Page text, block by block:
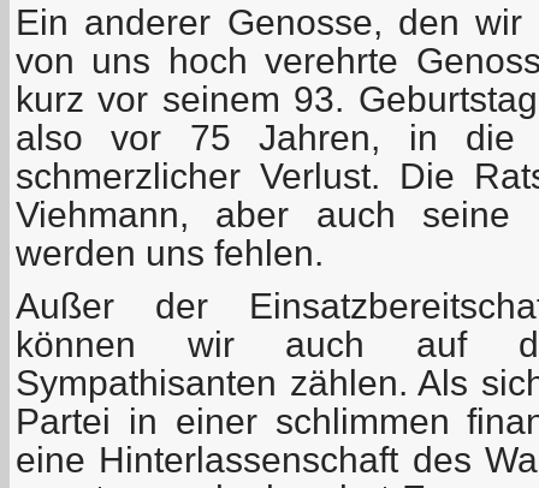
Ein anderer Genosse, den
von uns hoch verehrte
kurz vor seinem 93.
also vor 75 Jahren, in die
schmerzlicher Verlust. Die
Viehmann, aber auch seine
werden uns fehlen.
Außer der
können wir auch auf
Sympathisanten zählen. Als
Partei in einer schlimmen
eine Hinterlassenschaft des